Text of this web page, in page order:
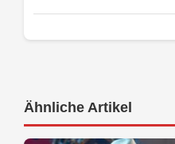
Ähnliche Artikel